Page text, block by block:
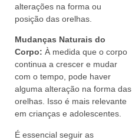
alterações na forma ou
posição das orelhas.
Mudanças Naturais do
Corpo: À medida que o corpo
continua a crescer e mudar
com o tempo, pode haver
alguma alteração na forma das
orelhas. Isso é mais relevante
em crianças e adolescentes.
É essencial seguir as